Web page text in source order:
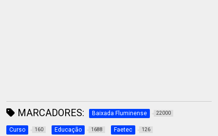
MARCADORES: Baixada Fluminense 22000
Curso 160 Educação 1688 Faetec 126